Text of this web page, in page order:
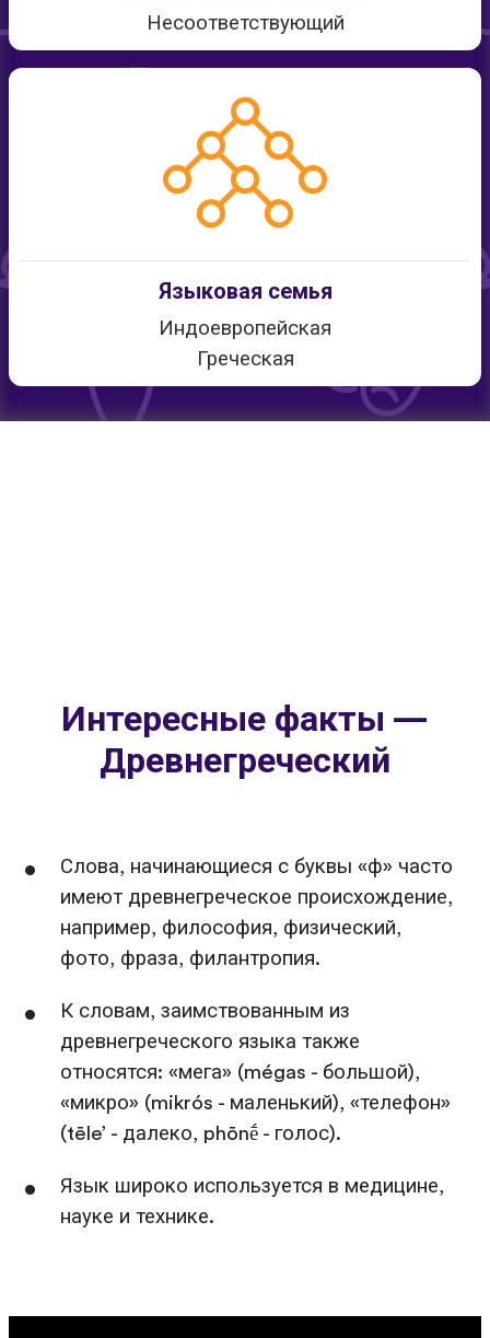
Несоответствующий
Языковая семья
Индоевропейская
Греческая
Интересные факты —
Древнегреческий
Слова, начинающиеся с буквы «ф» часто
имеют древнегреческое происхождение,
например, философия, физический,
фото, фраза, филантропия.
К словам, заимствованным из
древнегреческого языка также
относятся: «мега» (mégas - большой),
«микро» (mikrós - маленький), «телефон»
(tēle’ - далеко, phōnḗ - голос).
Язык широко используется в медицине,
науке и технике.